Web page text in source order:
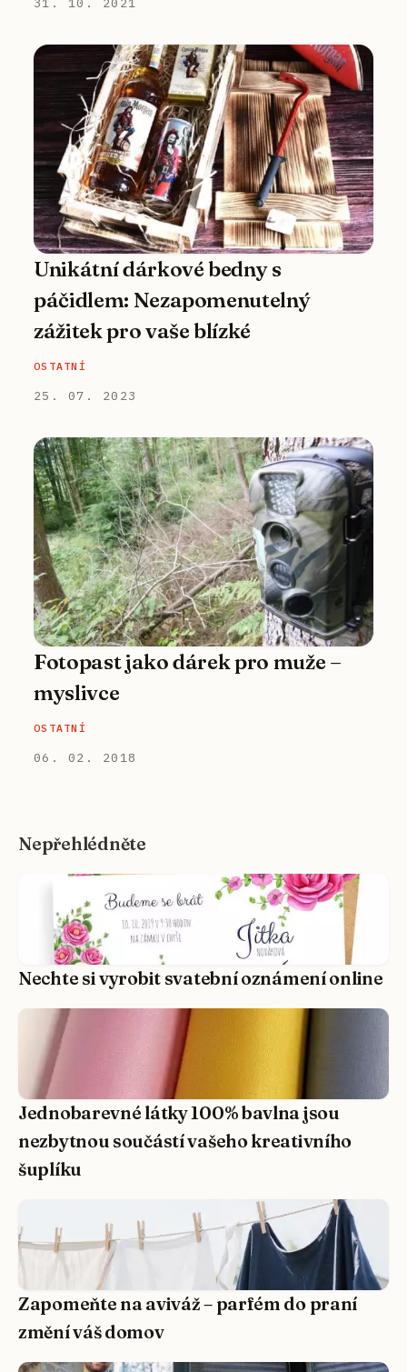
Unikátní dárkové bedny s
páčidlem: Nezapomenutelný
zážitek pro vaše blízké
OSTATNÍ
25. 07. 2023
Fotopast jako dárek pro muže –
myslivce
OSTATNÍ
06. 02. 2018
Nepřehlédněte
Nechte si vyrobit svatební oznámení online
Jednobarevné látky 100% bavlna jsou
nezbytnou součástí vašeho kreativního
šuplíku
Zapomeňte na aviváž – parfém do praní
změní váš domov